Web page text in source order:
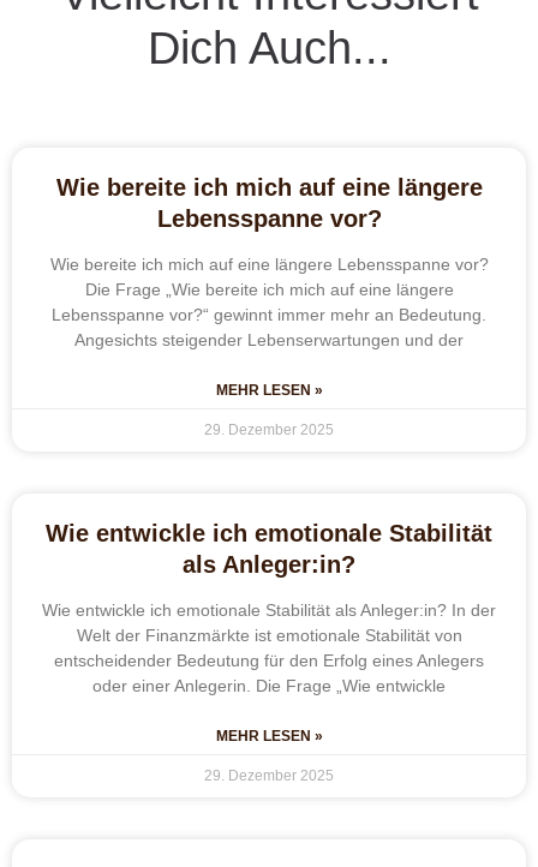
Dich Auch...
Wie bereite ich mich auf eine längere
Lebensspanne vor?
Wie bereite ich mich auf eine längere Lebensspanne vor?
Die Frage „Wie bereite ich mich auf eine längere
Lebensspanne vor?“ gewinnt immer mehr an Bedeutung.
Angesichts steigender Lebenserwartungen und der
MEHR LESEN »
29. Dezember 2025
Wie entwickle ich emotionale Stabilität
als Anleger:in?
Wie entwickle ich emotionale Stabilität als Anleger:in? In der
Welt der Finanzmärkte ist emotionale Stabilität von
entscheidender Bedeutung für den Erfolg eines Anlegers
oder einer Anlegerin. Die Frage „Wie entwickle
MEHR LESEN »
29. Dezember 2025